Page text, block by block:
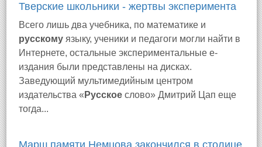
Тверские школьники - жертвы эксперимента
Всего лишь два учебника, по математике и
русскому языку, ученики и педагоги могли найти в
Интернете, остальные экспериментальные е-
издания были представлены на дисках.
Заведующий мультимедийным центром
издательства « Русское слово» Дмитрий Цап еще
тогда...
Марш памяти Немцова закончился в столице